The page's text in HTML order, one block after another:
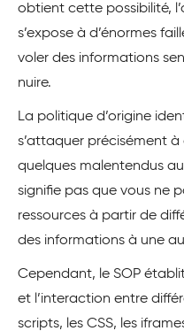
obtient cette possibilité,
s’expose à d’énormes
voler des informations
nuire.
La politique d’origine
s’attaquer précisément à
quelques malentendus
signifie pas que vous ne
ressources à partir de
des informations à une
Cependant, le SOP
et l’interaction entre
scripts, les CSS, les